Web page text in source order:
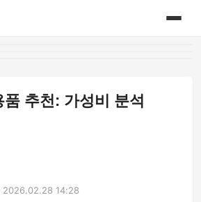
추천: 가성비 분석
2026.02.28 14:28